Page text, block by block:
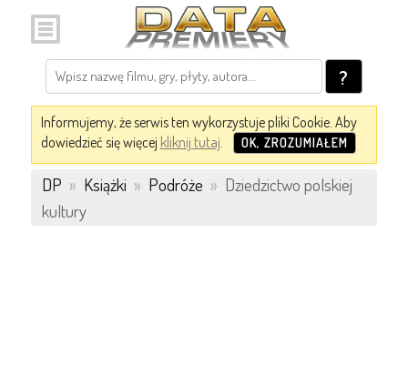
?
Informujemy, że serwis ten wykorzystuje pliki Cookie. Aby
dowiedzieć się więcej kliknij tutaj. OK, ZROZUMIAŁEM
DP » Książki » Podróże » Dziedzictwo polskiej
kultury